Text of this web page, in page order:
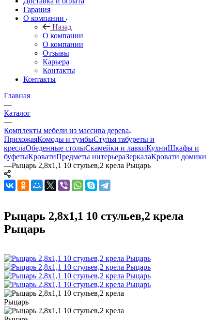
Гарания
О компании
Назад
О компании
О компании
Отзывы
Карьера
Контакты
Контакты
Главная
—
Каталог
—
Комплекты мебели из массива дерева
ПрихожаяКомоды и тумбыСтулья табуреты и
креслаОбеденные столыСкамейки и лавкиКухниШкафы и
буфетыКроватиПредметы интерьераЗеркалаКровати домики
—Рыцарь 2,8x1,1 10 стульев,2 крела Рыцарь
Рыцарь 2,8x1,1 10 стульев,2 крела
Рыцарь